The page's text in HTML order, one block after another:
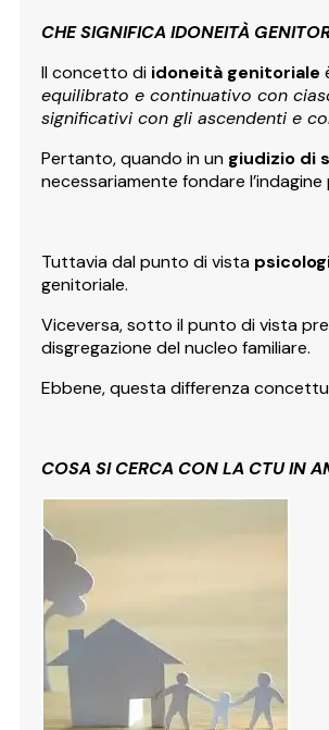
CHE SIGNIFICA IDONEITÀ
Il concetto di idoneità genitoriale
equilibrato e continuativo con
significativi con gli ascendenti e
Pertanto, quando in un giudizio di
necessariamente fondare
Tuttavia dal punto di vista
genitoriale.
Viceversa, sotto il punto di vista
disgregazione del nucleo familiare.
Ebbene, questa differenza
COSA SI CERCA CON LA CTU IN